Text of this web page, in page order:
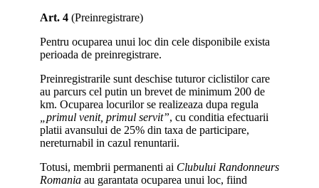
Art. 4 (Preinregistrare)
Pentru ocuparea unui loc din cele disponibile exista
perioada de preinregistrare.
Preinregistrarile sunt deschise tuturor ciclistilor care
au parcurs cel putin un brevet de minimum 200 de
km. Ocuparea locurilor se realizeaza dupa regula
„primul venit, primul servit”, cu conditia efectuarii
platii avansului de 25% din taxa de participare,
nereturnabil in cazul renuntarii.
Totusi, membrii permanenti ai Clubului Randonneurs
Romania au garantata ocuparea unui loc, fiind